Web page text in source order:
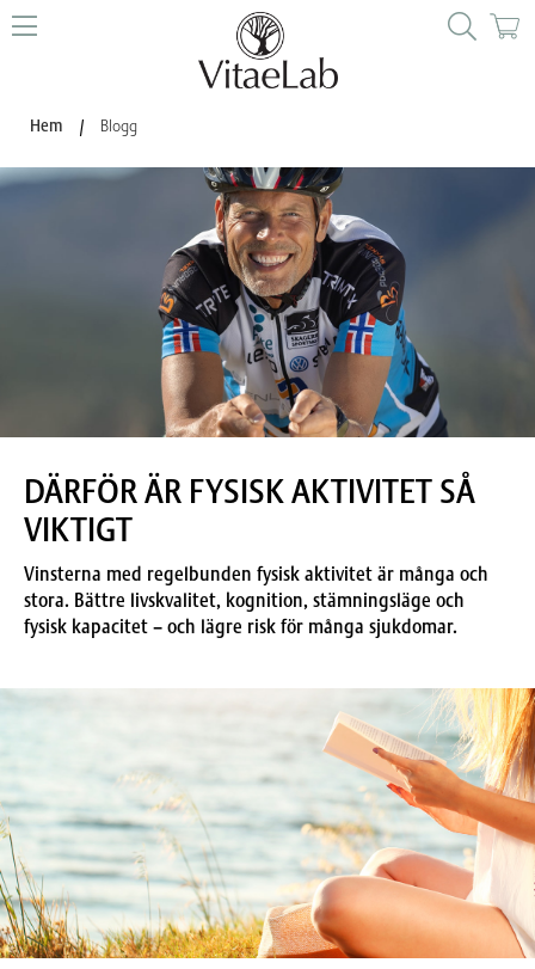
Hem / Blogg
DÄRFÖR ÄR FYSISK AKTIVITET SÅ
VIKTIGT
Vinsterna med regelbunden fysisk aktivitet är många och
stora. Bättre livskvalitet, kognition, stämningsläge och
fysisk kapacitet – och lägre risk för många sjukdomar.